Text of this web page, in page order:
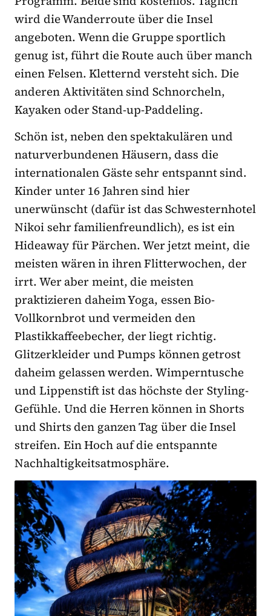
wird die Wanderroute über die Insel
angeboten. Wenn die Gruppe sportlich
genug ist, führt die Route auch über manch
einen Felsen. Kletternd versteht sich. Die
anderen Aktivitäten sind Schnorcheln,
Kayaken oder Stand-up-Paddeling.
Schön ist, neben den spektakulären und
naturverbundenen Häusern, dass die
internationalen Gäste sehr entspannt sind.
Kinder unter 16 Jahren sind hier
unerwünscht (dafür ist das Schwesternhotel
Nikoi sehr familienfreundlich), es ist ein
Hideaway für Pärchen. Wer jetzt meint, die
meisten wären in ihren Flitterwochen, der
irrt. Wer aber meint, die meisten
praktizieren daheim Yoga, essen Bio-
Vollkornbrot und vermeiden den
Plastikkaffeebecher, der liegt richtig.
Glitzerkleider und Pumps können getrost
daheim gelassen werden. Wimperntusche
und Lippenstift ist das höchste der Styling-
Gefühle. Und die Herren können in Shorts
und Shirts den ganzen Tag über die Insel
streifen. Ein Hoch auf die entspannte
Nachhaltigkeitsatmosphäre.